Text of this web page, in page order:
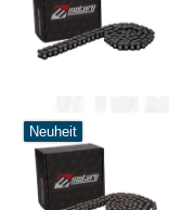
Neuheit